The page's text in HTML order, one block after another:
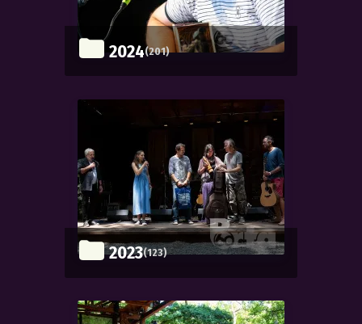
2024(201)
2023(123)